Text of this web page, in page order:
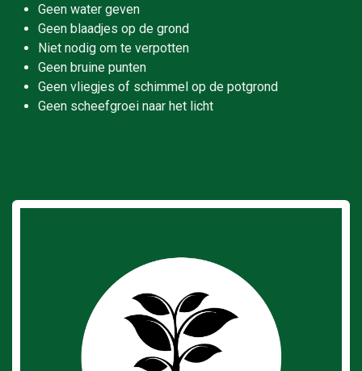
Geen water geven
Geen blaadjes op de grond
Niet nodig om te verpotten
Geen bruine punten
Geen vliegjes of schimmel op de potgrond
Geen scheefgroei naar het licht